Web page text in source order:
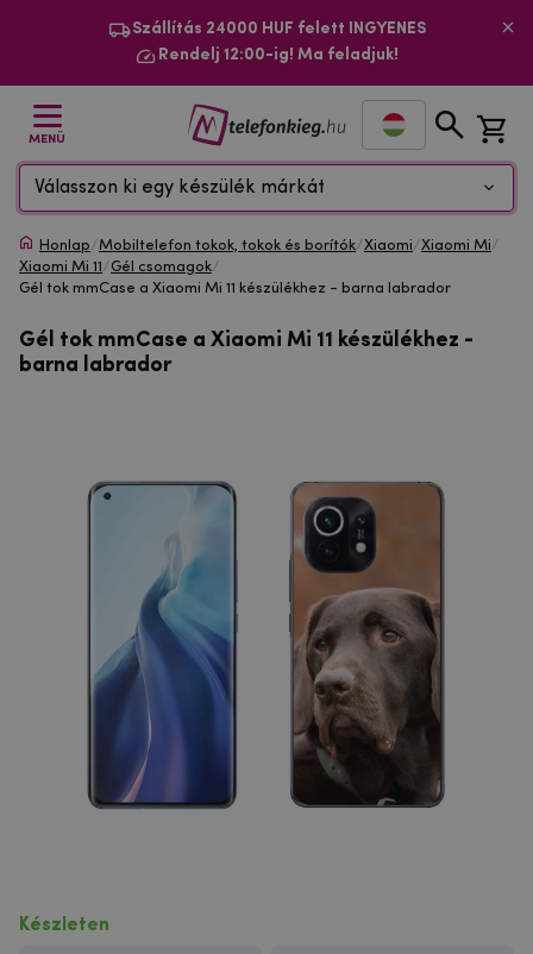
Szállítás 24000 HUF felett INGYENES
Rendelj 12:00-ig! Ma feladjuk!
MENÜ
Válasszon ki egy készülék márkát
Honlap/Mobiltelefon tokok, tokok és borítók/Xiaomi/Xiaomi Mi/
Xiaomi Mi 11/Gél csomagok/
Gél tok mmCase a Xiaomi Mi 11 készülékhez - barna labrador
Gél tok mmCase a Xiaomi Mi 11 készülékhez -
barna labrador
Készleten